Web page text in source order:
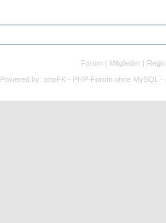
Forum | Mitglieder |
Powered by: phpFK - PHP-Forum ohne MySQL -